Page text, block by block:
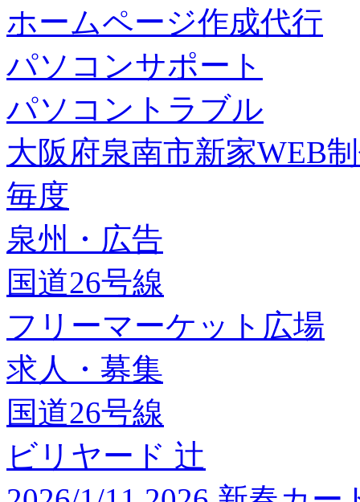
ホームページ作成代行
パソコンサポート
パソコントラブル
大阪府泉南市新家WEB
毎度
泉州・広告
国道26号線
フリーマーケット広場
求人・募集
国道26号線
ビリヤード 辻